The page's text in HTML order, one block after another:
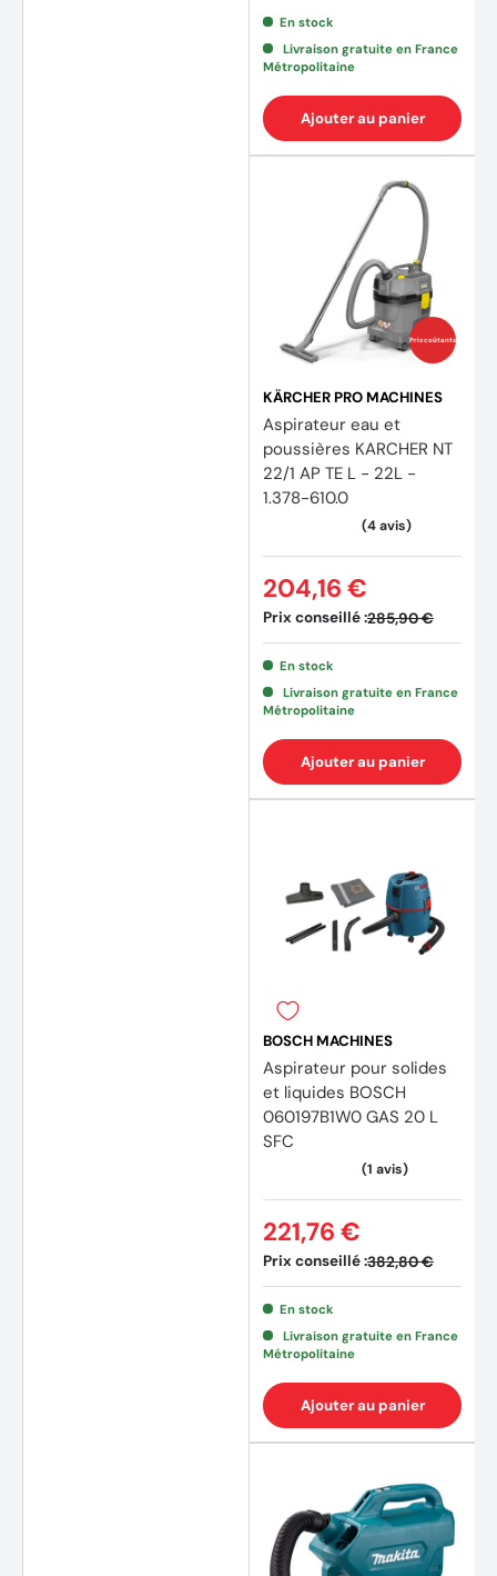
En stock
Livraison gratuite en France
Métropolitaine
Ajouter au panier
Prix coûtants
KÄRCHER PRO MACHINES
Aspirateur eau et
poussières KARCHER NT
22/1 AP TE L - 22L -
1.378-610.0
Prix conseillé :285,90 €
204,16 €
En stock
Livraison gratuite en France
Métropolitaine
Ajouter au panier
BOSCH MACHINES
Aspirateur pour solides
et liquides BOSCH
060197B1W0 GAS 20 L
SFC
Prix conseillé :382,80 €
221,76 €
En stock
Livraison gratuite en France
Métropolitaine
Ajouter au panier